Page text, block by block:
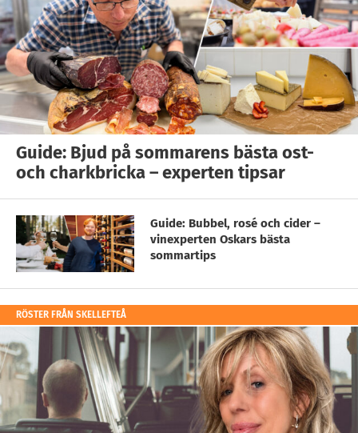
Guide: Bjud på sommarens bästa ost-
och charkbricka – experten tipsar
Guide: Bubbel, rosé och cider –
vinexperten Oskars bästa
sommartips
RÖSTER FRÅN SKELLEFTEÅ